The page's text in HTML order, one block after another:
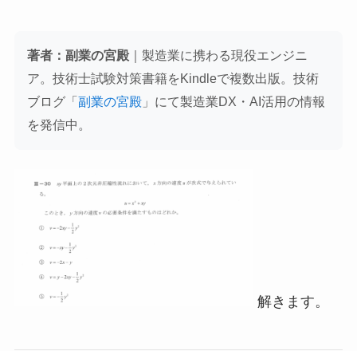
著者：副業の宮殿｜製造業に携わる現役エンジニ
ア。技術士試験対策書籍をKindleで複数出版。技術
ブログ「副業の宮殿 」にて製造業DX・AI活用の情報
を発信中。
解きます。